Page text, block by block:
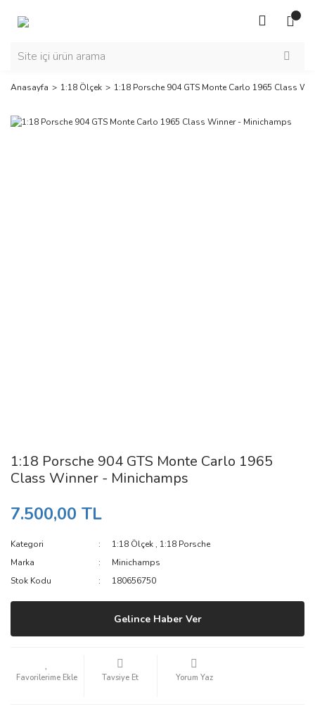
Anasayfa 1:18 Ölçek 1:18 Porsche 904 GTS Monte Carlo 1965 Class
1:18 Porsche 904 GTS Monte Carlo 1965
Class Winner - Minichamps
7.500,00 TL
Kategori 1:18 Ölçek , 1:18 Porsche
Marka
Minichamps
Stok Kodu
180656750
Gelince Haber Ver
Tavsiye Et Yorum Yaz